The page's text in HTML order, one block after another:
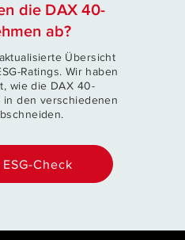
die DAX 40-
ab?
Übersicht
Ratings. Wir haben
wie die DAX 40-
den verschiedenen
Check